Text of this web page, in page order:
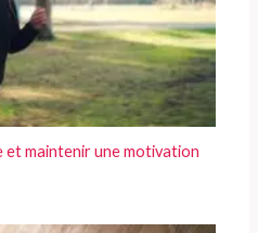
et maintenir une motivation